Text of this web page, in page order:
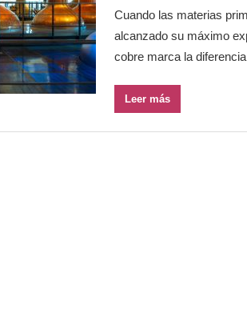
Cuando las materias
alcanzado su máximo
cobre marca la
Leer más